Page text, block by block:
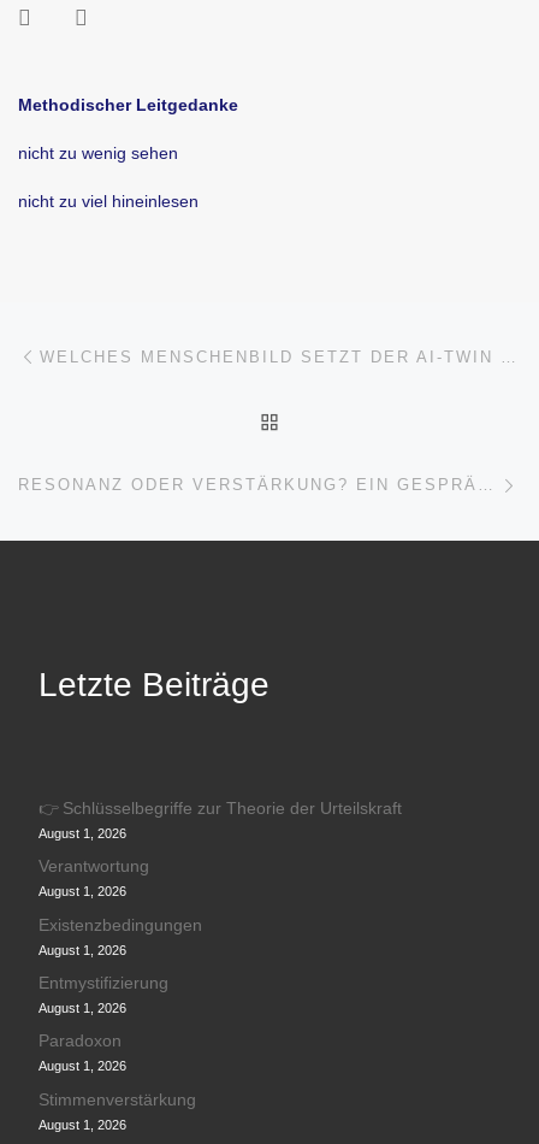
Methodischer Leitgedanke
nicht zu wenig sehen
nicht zu viel hineinlesen
Beitragsnavigation
RESONANZ ODER VERSTÄRKUNG? EIN GESPRÄCH ÜBER EIN GESPRÄCH
Letzte Beiträge
👉 Schlüsselbegriffe zur Theorie der Urteilskraft
August 1, 2026
Verantwortung
August 1, 2026
Existenzbedingungen
August 1, 2026
Entmystifizierung
August 1, 2026
Paradoxon
August 1, 2026
Stimmenverstärkung
August 1, 2026